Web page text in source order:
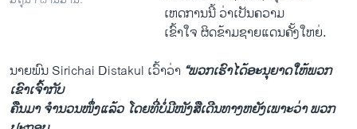
ເຫດການນີ້ ວ່າເປັນຄວາມ
ເຂົ້າໃຈ ຜິດຂ້າມຊາຍແດນຄັ້ງໃຫຍ່.
ນາຍພົນ Sirichai Distakul ເວົ້າວ່າ “ພວກເຮົາໄດ້ອະນຸຍາດໃຫ້ພວກ
ເຂົາເຈົ້າກັບ
ຄືນມາ ຈຳນວນ​ໜຶ່ງ​ແລ້ວ ໂດຍທີ່ບໍ່ມີໜັງສືເດີນທາງຫຍັງເພາະວ່າ ພວກ​